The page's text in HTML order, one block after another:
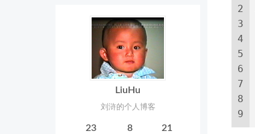
LiuHu
刘浒的个人博客
23 8 21
2
3
4
5
6
7
8
9